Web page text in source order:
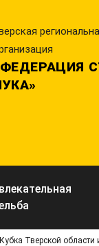
Тверской области